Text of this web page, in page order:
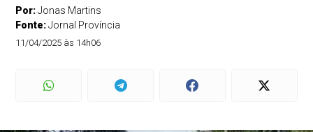
Por:Jonas Martins
Fonte:Jornal Província
11/04/2025 às 14h06